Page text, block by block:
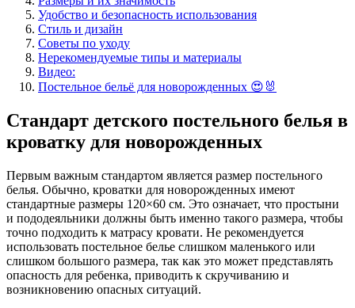
Удобство и безопасность использования
Стиль и дизайн
Советы по уходу
Нерекомендуемые типы и материалы
Видео:
Постельное бельё для новорожденных 😍🐰
Стандарт детского постельного белья в
кроватку для новорожденных
Первым важным стандартом является размер постельного
белья. Обычно, кроватки для новорожденных имеют
стандартные размеры 120×60 см. Это означает, что простыни
и пододеяльники должны быть именно такого размера, чтобы
точно подходить к матрасу кровати. Не рекомендуется
использовать постельное белье слишком маленького или
слишком большого размера, так как это может представлять
опасность для ребенка, приводить к скручиванию и
возникновению опасных ситуаций.